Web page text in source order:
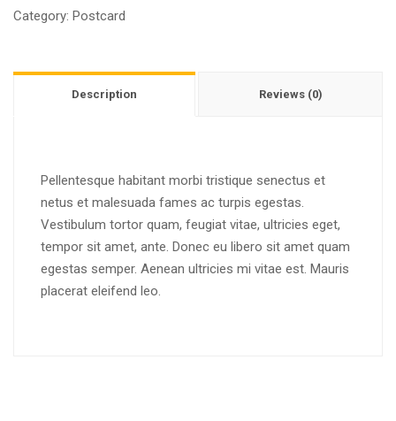
Category: Postcard
Description Reviews (0)
Pellentesque habitant morbi tristique senectus et
netus et malesuada fames ac turpis egestas.
Vestibulum tortor quam, feugiat vitae, ultricies eget,
tempor sit amet, ante. Donec eu libero sit amet quam
egestas semper. Aenean ultricies mi vitae est. Mauris
placerat eleifend leo.